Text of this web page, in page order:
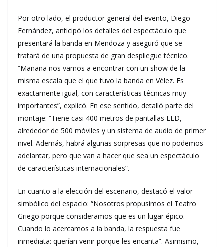
Por otro lado, el productor general del evento, Diego
Fernández, anticipó los detalles del espectáculo que
presentará la banda en Mendoza y aseguró que se
tratará de una propuesta de gran despliegue técnico.
“Mañana nos vamos a encontrar con un show de la
misma escala que el que tuvo la banda en Vélez. Es
exactamente igual, con características técnicas muy
importantes”, explicó. En ese sentido, detalló parte del
montaje: “Tiene casi 400 metros de pantallas LED,
alrededor de 500 móviles y un sistema de audio de primer
nivel. Además, habrá algunas sorpresas que no podemos
adelantar, pero que van a hacer que sea un espectáculo
de características internacionales”.
En cuanto a la elección del escenario, destacó el valor
simbólico del espacio: “Nosotros propusimos el Teatro
Griego porque consideramos que es un lugar épico.
Cuando lo acercamos a la banda, la respuesta fue
inmediata: querían venir porque les encanta”. Asimismo,